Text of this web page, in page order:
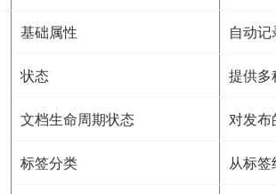
基础属性 自动
状态 提供多
文档生命周期状态 对发布
标签分类 从标